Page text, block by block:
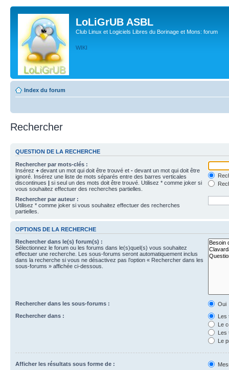
LoLiGrUB ASBL
Club Linux et Logiciels Libres du Borinage et Mons: forum
WIKI
Index du forum
Rechercher
QUESTION DE LA RECHERCHE
Rechercher par mots-clés :
Insérez + devant un mot qui doit être trouvé et - devant un mot qui doit être
ignoré. Insérez une liste de mots séparés entre des barres verticales
discontinues | si seul un des mots doit être trouvé. Utilisez * comme joker si
vous souhaitez effectuer des recherches partielles.
Rechercher par auteur :
Utilisez * comme joker si vous souhaitez effectuer des recherches
partielles.
OPTIONS DE LA RECHERCHE
Rechercher dans le(s) forum(s) :
Sélectionnez le forum ou les forums dans le(s)quel(s) vous souhaitez
effectuer une recherche. Les sous-forums seront automatiquement inclus
dans la recherche si vous ne désactivez pas l’option « Rechercher dans les
sous-forums » affichée ci-dessous.
Rechercher dans les sous-forums :
Oui
Rechercher dans :
Les
Le
Les
Le
Afficher les résultats sous forme de :